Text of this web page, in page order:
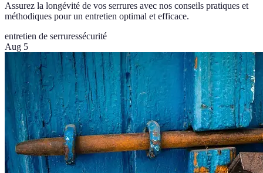
Assurez la longévité de vos serrures avec nos conseils pratiques et
méthodiques pour un entretien optimal et efficace.
entretien de serruressécurité
Aug 5